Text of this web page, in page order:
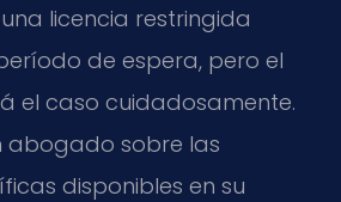
licencia restringida
de espera, pero el
el caso cuidadosamente.
abogado sobre las
disponibles en su